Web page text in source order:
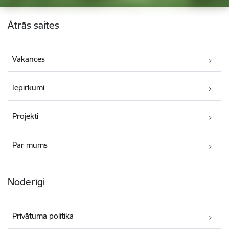
Kājene
Ātrās saites
Vakances
Iepirkumi
Projekti
Par mums
Noderīgi
Privātuma politika